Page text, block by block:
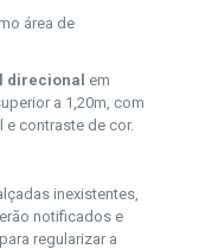
área de
direcional
em
a 1,20m, com
contraste de cor.
inexistentes,
notificados e
regularizar a